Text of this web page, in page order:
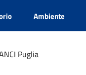
Ambiente
Puglia